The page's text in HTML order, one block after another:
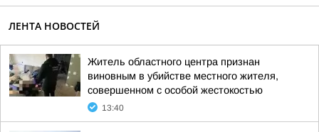
ЛЕНТА НОВОСТЕЙ
Житель областного центра признан
виновным в убийстве местного жителя,
совершенном с особой жестокостью
13:40